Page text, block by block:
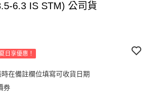
6.3 IS STM) 公司貨
夏日享優惠！
在備註欄位填寫可收貨日期
券